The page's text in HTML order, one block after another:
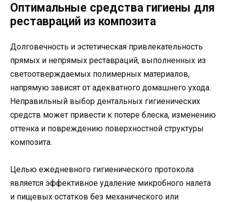
Оптимальные средства гигиены для
реставраций из композита
Долговечность и эстетическая привлекательность
прямых и непрямых реставраций, выполненных из
светоотверждаемых полимерных материалов,
напрямую зависят от адекватного домашнего ухода.
Неправильный выбор дентальных гигиенических
средств может привести к потере блеска, изменению
оттенка и повреждению поверхностной структуры
композита.
Целью ежедневного гигиенического протокола
является эффективное удаление микробного налета
и пищевых остатков без механического или